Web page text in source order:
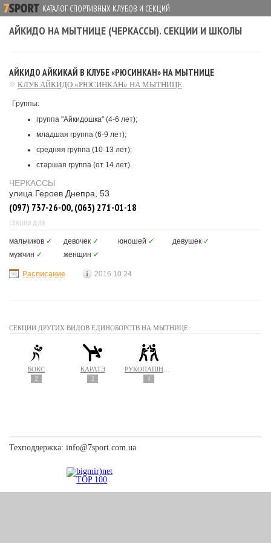
КАТАЛОГ СПОРТИВНЫХ КЛУБОВ И СЕКЦИЙ
АЙКИДО НА МЫТНИЦЕ (ЧЕРКАССЫ). СЕКЦИИ И ШКОЛЫ
АЙКИДО АЙКИКАЙ В КЛУБЕ «РЮСИНКАН» НА МЫТНИЦЕ
КЛУБ АЙКИДО «РЮСИНКАН» НА МЫТНИЦЕ
Группы:
группа "Айкидошка" (4-6 лет);
младшая группа (6-9 лет);
средняя группа (10-13 лет);
старшая группа (от 14 лет).
ЧЕРКАССЫ
улица Героев Днепра, 53
(097) 737-26-00, (063) 271-01-18
СЕКЦИЯ ДЛЯ
мальчиков ✓ девочек ✓ юношей ✓ девушек ✓
мужчин ✓ женщин ✓
Расписание 2016.10.24
СЕКЦИИ ДРУГИХ ВИДОВ ЕДИНОБОРСТВ НА МЫТНИЦЕ:
БОКС
2
КАРАТЭ
2 1
Техподдержка: info@7sport.com.ua